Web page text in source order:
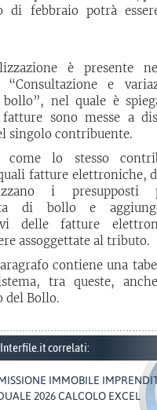
di febbraio potrà
è presente
“Consultazione e
bollo”, nel quale è
sono messe a
singolo contribuente.
come lo stesso
fatture elettroniche,
i presupposti
di bollo e
delle fatture
assoggettate al tributo.
contiene una
tra queste,
del Bollo.
correlati:
IMMOBILE
2026 CALCOLO EXCEL